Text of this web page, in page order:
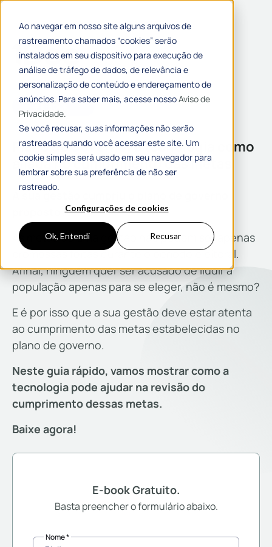
Ao navegar em nosso site alguns arquivos de
rastreamento chamados “cookies” serão
instalados em seu dispositivo para execução de
análise de tráfego de dados, de relevância e
personalização de conteúdo e endereçamento de
anúncios. Para saber mais, acesse nossoAviso de
Privacidade.
Se você recusar, suas informações não serão
rastreadas quando você acessar este site. Um
cookie simples será usado em seu navegador para
lembrar sobre sua preferência de não ser
rastreado.
Configurações de cookies
Ok, Entendi Recusar
Plano deGoverno:a tecnologia como
aliada no cumprimento das metas
E-book Gratuito.
Basta preencher o formulário abaixo.
Nome *
A sua gestão cumpriu o plano de governo
proposto?
As metas de uma gestão não podem ser apenas
promessas feitas durante o período eleitoral.
Afinal, ninguém quer ser acusado de iludir a
população apenas para se eleger, não é mesmo?
E é por isso que a sua gestão deve estar atenta
ao cumprimento das metas estabelecidas no
plano de governo.
Neste guia rápido, vamos mostrar como a
tecnologia pode ajudar na revisão do
cumprimento dessas metas.
Baixe agora!